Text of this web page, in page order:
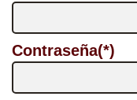
Contraseña(*)